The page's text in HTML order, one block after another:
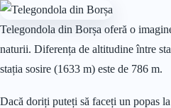
Telegondola din Borșa oferă o
naturii. Diferența de altitudine între
stația sosire (1633 m) este de 786 m.
Dacă doriți puteți să faceți un popas